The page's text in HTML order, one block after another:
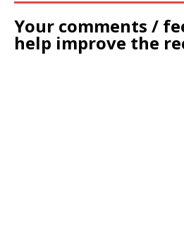
Your comments /
help improve the